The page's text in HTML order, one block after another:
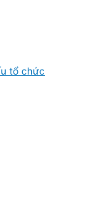
tổ chức